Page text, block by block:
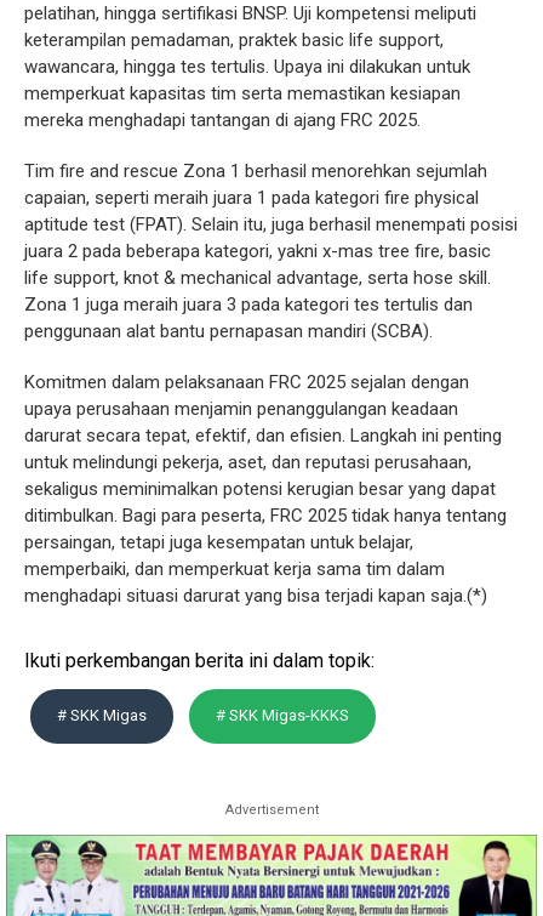
pelatihan, hingga sertifikasi BNSP. Uji kompetensi meliputi
keterampilan pemadaman, praktek basic life support,
wawancara, hingga tes tertulis. Upaya ini dilakukan untuk
memperkuat kapasitas tim serta memastikan kesiapan
mereka menghadapi tantangan di ajang FRC 2025.
Tim fire and rescue Zona 1 berhasil menorehkan sejumlah
capaian, seperti meraih juara 1 pada kategori fire physical
aptitude test (FPAT). Selain itu, juga berhasil menempati posisi
juara 2 pada beberapa kategori, yakni x-mas tree fire, basic
life support, knot & mechanical advantage, serta hose skill.
Zona 1 juga meraih juara 3 pada kategori tes tertulis dan
penggunaan alat bantu pernapasan mandiri (SCBA).
Komitmen dalam pelaksanaan FRC 2025 sejalan dengan
upaya perusahaan menjamin penanggulangan keadaan
darurat secara tepat, efektif, dan efisien. Langkah ini penting
untuk melindungi pekerja, aset, dan reputasi perusahaan,
sekaligus meminimalkan potensi kerugian besar yang dapat
ditimbulkan. Bagi para peserta, FRC 2025 tidak hanya tentang
persaingan, tetapi juga kesempatan untuk belajar,
memperbaiki, dan memperkuat kerja sama tim dalam
menghadapi situasi darurat yang bisa terjadi kapan saja.(*)
Ikuti perkembangan berita ini dalam topik:
# SKK Migas # SKK Migas-KKKS
Advertisement